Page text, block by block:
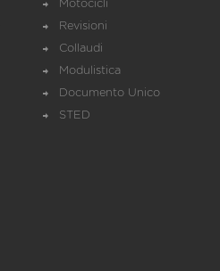
Motocicli
Revisioni
Collaudi
Modulistica
Documento Unico
STED